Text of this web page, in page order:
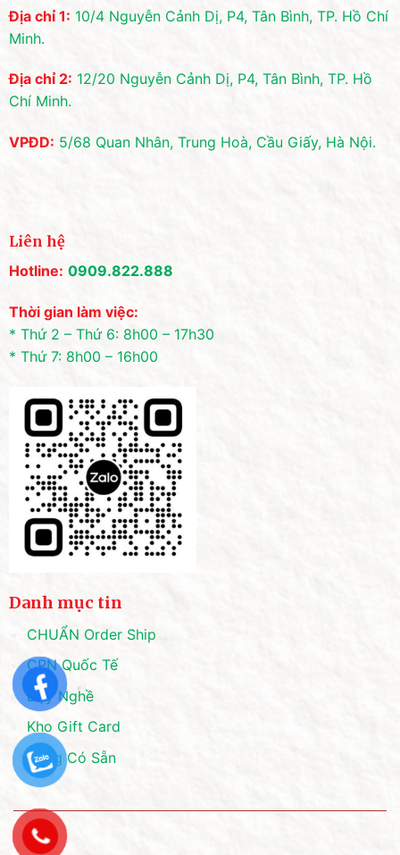
Địa chỉ 1: 10/4 Nguyễn Cảnh Dị, P4, Tân Bình, TP. Hồ Chí
Minh.
Địa chỉ 2: 12/20 Nguyễn Cảnh Dị, P4, Tân Bình, TP. Hồ
Chí Minh.
VPĐD: 5/68 Quan Nhân, Trung Hoà, Cầu Giấy, Hà Nội.
Liên hệ
Hotline: 0909.822.888
Thời gian làm việc:
* Thứ 2 – Thứ 6: 8h00 – 17h30
* Thứ 7: 8h00 – 16h00
Danh mục tin
CHUẨN Order Ship
CPN Quốc Tế
Dạy Nghề
Kho Gift Card
Hàng Có Sẵn